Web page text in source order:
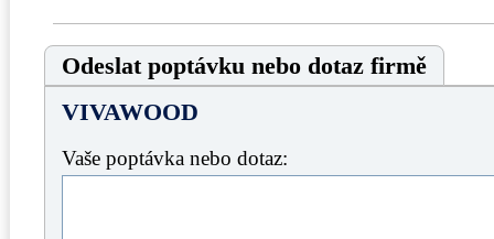
Odeslat poptávku nebo dotaz firmě
VIVAWOOD
Vaše poptávka nebo dotaz: